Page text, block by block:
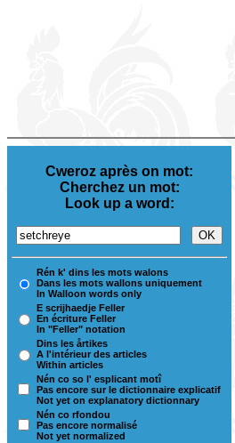
Cweroz après on mot:
Cherchez un mot:
Look up a word:
Rén k' dins les mots walons
Dans les mots wallons uniquement
In Walloon words only
E scrijhaedje Feller
En écriture Feller
In "Feller" notation
Dins les årtikes
A l'intérieur des articles
Within articles
Nén co so l' esplicant motî
Pas encore sur le dictionnaire explicatif
Not yet on explanatory dictionnary
Nén co rfondou
Pas encore normalisé
Not yet normalized